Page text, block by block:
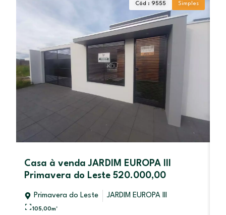
Cód : 9555 Simples
Casa à venda JARDIM EUROPA III
Primavera do Leste 520.000,00
Primavera do Leste JARDIM EUROPA III
105,00m²